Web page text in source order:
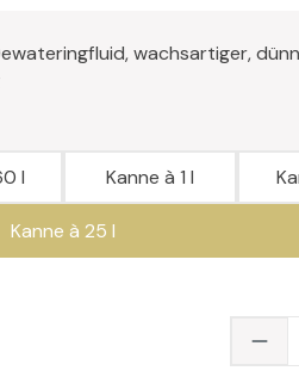
wachsartiger,
l Kanne à 1 l
Kanne à 25 l